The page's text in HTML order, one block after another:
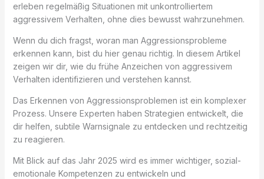
erleben regelmäßig Situationen mit unkontrolliertem
aggressivem Verhalten, ohne dies bewusst wahrzunehmen.
Wenn du dich fragst, woran man Aggressionsprobleme
erkennen kann, bist du hier genau richtig. In diesem Artikel
zeigen wir dir, wie du frühe Anzeichen von aggressivem
Verhalten identifizieren und verstehen kannst.
Das Erkennen von Aggressionsproblemen ist ein komplexer
Prozess. Unsere Experten haben Strategien entwickelt, die
dir helfen, subtile Warnsignale zu entdecken und rechtzeitig
zu reagieren.
Mit Blick auf das Jahr 2025 wird es immer wichtiger, sozial-
emotionale Kompetenzen zu entwickeln und